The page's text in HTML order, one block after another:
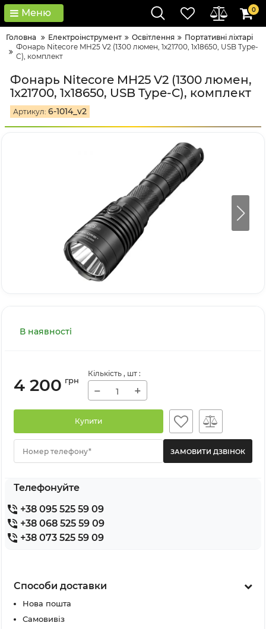
Меню 0
Головна Електроінструмент Освітлення
Портативні ліхтарі
Фонарь Nitecore MH25 V2 (1300 люмен, 1x21700, 1x18650, USB Type-
C), комплект
Фонарь Nitecore MH25 V2 (1300 люмен,
1x21700, 1x18650, USB Type-C), комплект
Артикул: 6-1014_v2
В наявності
4 200 грн
Кількість , шт :
− +
Купити
Номер телефону*
Телефонуйте
+38 095 525 59 09
+38 068 525 59 09
+38 073 525 59 09
Способи доставки
Нова пошта
Самовивіз